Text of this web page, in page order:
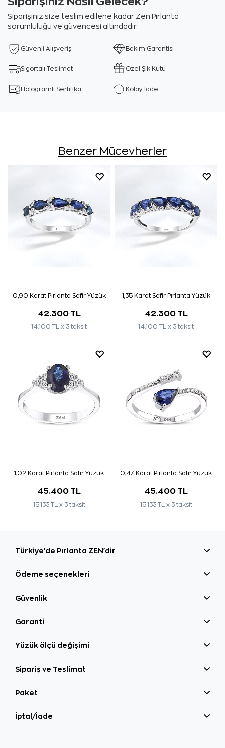
Siparişiniz size teslim edilene kadar Zen Pırlanta
sorumluluğu ve güvencesi altındadır.
Güvenli Alışveriş Bakım Garantisi
Sigortalı Teslimat Özel Şık Kutu
Hologramlı Sertifika Kolay İade
Benzer Mücevherler
0,90 Karat Pırlanta Safir Yüzük
42.300 TL
14.100 TL x 3 taksit
1,35 Karat Safir Pırlanta Yüzük
42.300 TL
14.100 TL x 3 taksit
1,02 Karat Pırlanta Safir Yüzük
45.400 TL
15.133 TL x 3 taksit
0,47 Karat Pırlanta Safir Yüzük
45.400 TL
15.133 TL x 3 taksit
Türkiye'de Pırlanta ZEN'dir
Ödeme seçenekleri
Güvenlik
Garanti
Yüzük ölçü değişimi
Sipariş ve Teslimat
Paket
İptal/İade